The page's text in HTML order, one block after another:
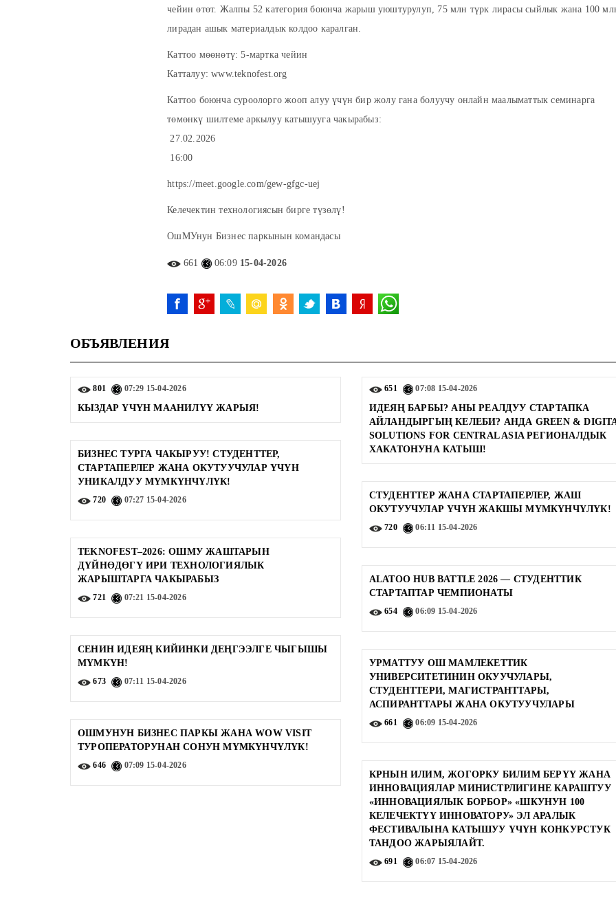
чейин өтөт. Жалпы 52 категория боюнча жарыш уюштурулуп, 75 млн түрк лирасы сыйлык жана 100
лирадан ашык материалдык колдоо каралган.
Каттоо мөөнөтү: 5-мартка чейин
Катталуу: www.teknofest.org
Каттоо боюнча суроолорго жооп алуу үчүн бир жолу гана болуучу онлайн маалыматтык семинарга
төмөнкү шилтеме аркылуу катышууга чакырабыз:
27.02.2026
16:00
https://meet.google.com/gew-gfgc-uej
Келечектин технологиясын бирге түзөлү!
ОшМУнун Бизнес паркынын командасы
661 06:09 15-04-2026
ОБЪЯВЛЕНИЯ
801 07:29 15-04-2026
КЫЗДАР ҮЧҮН МААНИЛҮҮ ЖАРЫЯ!
БИЗНЕС ТУРГА ЧАКЫРУУ! СТУДЕНТТЕР,
СТАРТАПЕРЛЕР ЖАНА ОКУТУУЧУЛАР ҮЧҮН
УНИКАЛДУУ МҮМКҮНЧҮЛҮК!
720 07:27 15-04-2026
TEKNOFEST–2026: ОШМУ ЖАШТАРЫН
ДҮЙНӨДӨГҮ ИРИ ТЕХНОЛОГИЯЛЫК
ЖАРЫШТАРГА ЧАКЫРАБЫЗ
721 07:21 15-04-2026
СЕНИН ИДЕЯҢ КИЙИНКИ ДЕҢГЭЭЛГЕ ЧЫГЫШЫ
МҮМКҮН!
673 07:11 15-04-2026
ОШМУНУН БИЗНЕС ПАРКЫ ЖАНА WOW VISIT
ТУРОПЕРАТОРУНАН СОНУН МҮМКҮНЧҮЛҮК!
646 07:09 15-04-2026
651 07:08 15-04-2026
ИДЕЯҢ БАРБЫ? АНЫ РЕАЛДУУ СТАРТАПКА
АЙЛАНДЫРГЫҢ КЕЛЕБИ? АНДА GREEN &
SOLUTIONS FOR CENTRAL ASIA РЕГИОНАЛДЫК
ХАКАТОНУНА КАТЫШ!
СТУДЕНТТЕР ЖАНА СТАРТАПЕРЛЕР, ЖАШ
ОКУТУУЧУЛАР ҮЧҮН ЖАКШЫ МҮМКҮНЧҮЛҮК!
720 06:11 15-04-2026
ALATOO HUB BATTLE 2026 — СТУДЕНТТИК
СТАРТАПТАР ЧЕМПИОНАТЫ
654 06:09 15-04-2026
УРМАТТУУ ОШ МАМЛЕКЕТТИК
УНИВЕРСИТЕТИНИН ОКУУЧУЛАРЫ,
СТУДЕНТТЕРИ, МАГИСТРАНТТАРЫ,
АСПИРАНТТАРЫ ЖАНА ОКУТУУЧУЛАРЫ
661 06:09 15-04-2026
КРНЫН ИЛИМ, ЖОГОРКУ БИЛИМ БЕРҮҮ ЖАНА
ИННОВАЦИЯЛАР МИНИСТРЛИГИНЕ КАРАШТУУ
«ИННОВАЦИЯЛЫК БОРБОР» «ШКУНУН 100
КЕЛЕЧЕКТҮҮ ИННОВАТОРУ» ЭЛ АРАЛЫК
ФЕСТИВАЛЫНА КАТЫШУУ ҮЧҮН КОНКУРСТУК
ТАНДОО ЖАРЫЯЛАЙТ.
691 06:07 15-04-2026